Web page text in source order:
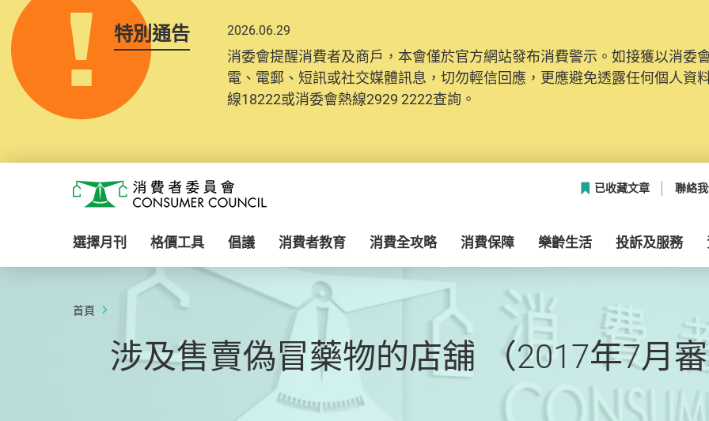
特別通告 2026.06.29
消委會提醒消費者及商戶，本會僅於官方網站發布消費警示。如接獲以消委
電、電郵、短訊或社交媒體訊息，切勿輕信回應，更應避免透露任何個人資
線18222或消委會熱線2929 2222查詢。
消費者委員會
已收藏文章 聯絡
選擇月刊 格價工具 倡議 消費者教育 消費全攻略 消費保障 樂齡生活 投訴及服務
首頁
涉及售賣偽冒藥物的店舖 （2017年7月審